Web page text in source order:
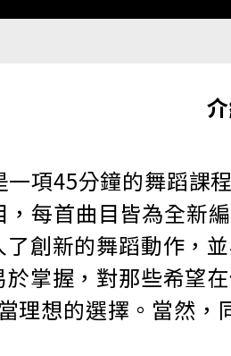
一項45分鐘的舞蹈
每首曲目皆為全新
創新的舞蹈動作，
掌握，對那些希望
理想的選擇。當然，